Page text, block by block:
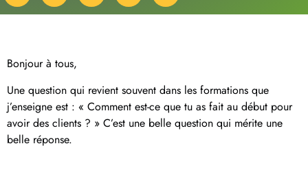
Bonjour à tous,
Une question qui revient souvent dans les formations que
j’enseigne est : « Comment est-ce que tu as fait au début pour
avoir des clients ? » C’est une belle question qui mérite une
belle réponse.